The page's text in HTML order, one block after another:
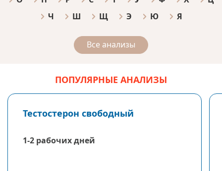
Ч
Ш Щ Э Ю Я
Все анализы
ПОПУЛЯРНЫЕ АНАЛИЗЫ
Тестостерон свободный
1-2 рабочих дней